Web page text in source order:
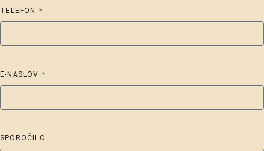
TELEFON
E-NASLOV
SPOROČILO